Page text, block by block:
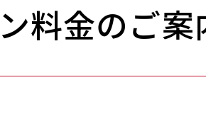
料金のご案